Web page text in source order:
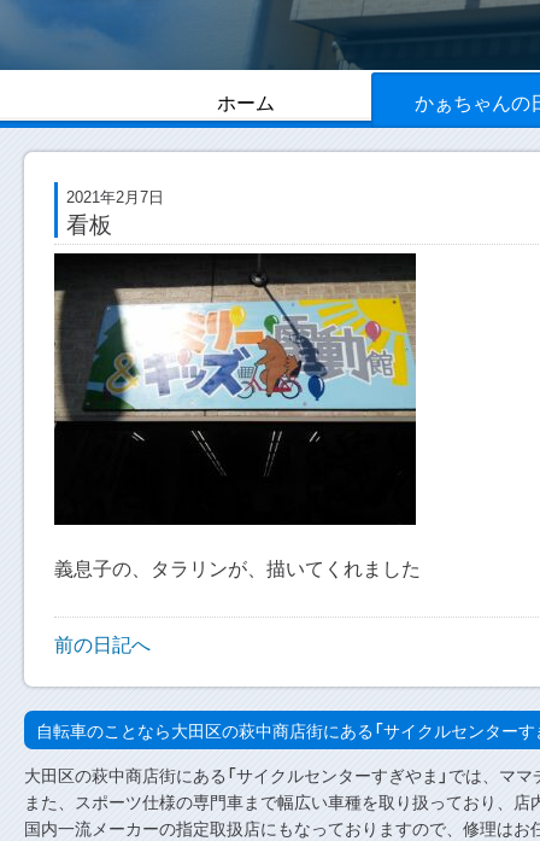
ホーム かぁちゃんの
2021年2月7日
看板
義息子の、タラリンが、描いてくれました
前の日記へ
自転車のことなら大田区の萩中商店街にある「サイクルセンターす
大田区の萩中商店街にある「サイクルセンターすぎやま」では、
また、スポーツ仕様の専門車まで幅広い車種を取り扱っており、
国内一流メーカーの指定取扱店にもなっておりますので、修理はお